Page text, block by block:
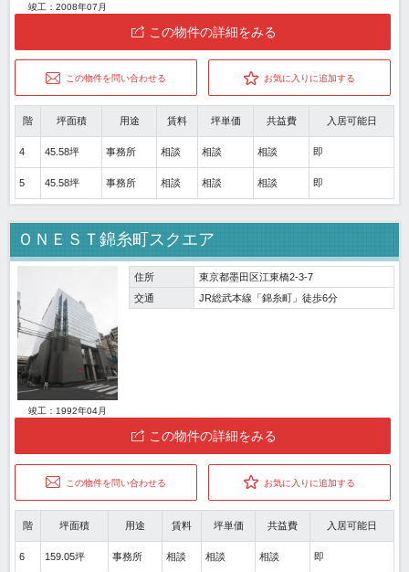
竣工：2008年07月
この物件の詳細をみる
この物件を問い合わせる お気に入りに追加する
階 坪面積 用途 賃料 坪単価 共益費 入居可能日
4 45.58坪 事務所 相談 相談 相談 即
5 45.58坪 事務所 相談 相談 相談 即
ＯＮＥＳＴ錦糸町スクエア
竣工：1992年04月
住所
東京都墨田区江東橋2-3-7
交通
JR総武本線「錦糸町」徒歩6分
この物件の詳細をみる
この物件を問い合わせる お気に入りに追加する
階 坪面積 用途 賃料 坪単価 共益費 入居可能日
6 159.05坪 事務所 相談 相談 相談 即